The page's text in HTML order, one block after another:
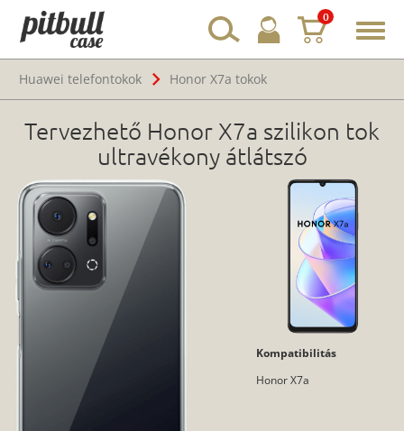
0
Huawei telefontokok
Honor X7a tokok
Tervezhető Honor X7a szilikon tok
ultravékony átlátszó
Kompatibilitás
Honor X7a